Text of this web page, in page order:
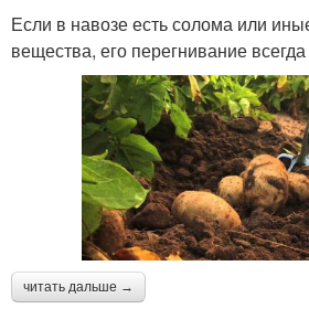
Если в навозе есть солома или
вещества, его перегнивание
читать дальше →